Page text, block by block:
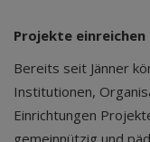
Projekte einreichen
Bereits seit Jänner
Institutionen,
Einrichtungen
gemeinnützig und